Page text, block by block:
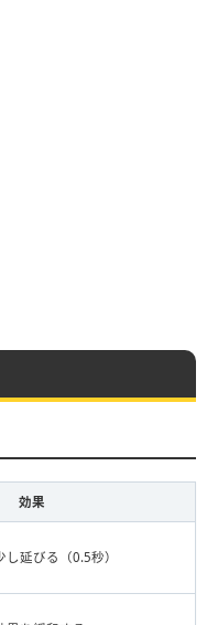
効果
延びる（0.5秒）